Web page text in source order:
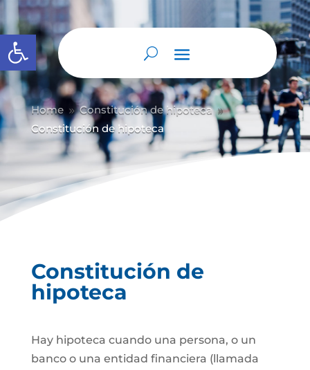
Abrir barra de herramientas
Home 9 Constitución de hipoteca 9
Constitución de hipoteca
Constitución de
hipoteca
Hay hipoteca cuando una persona, o un
banco o una entidad financiera (llamada